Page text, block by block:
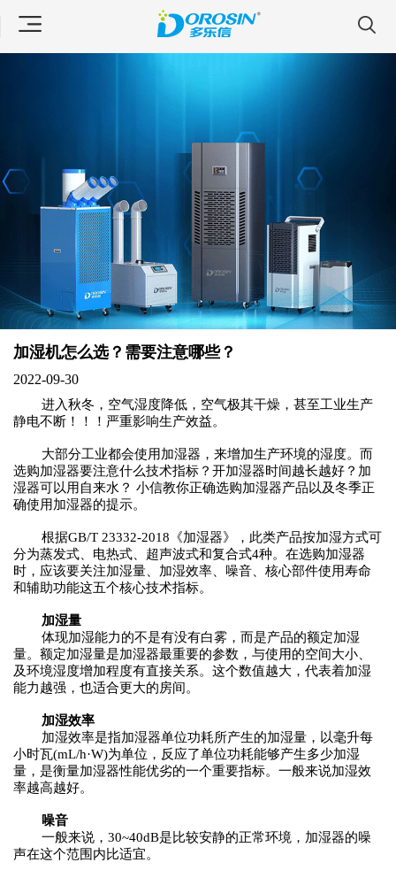
加湿机怎么选？需要注意哪些？
2022-09-30
进入秋冬 ，空气湿度降低， 空气极其干燥 ， 甚至工业生产
静电不断 ！！！ 严重影响生产效益。
大部分工业都会使用加湿器，来增加生产环境的湿度。 而
选购加湿器要注意什么技术指标？开加湿器时间越长越好？加
湿器可以用自来水？ 小信教你正确选购加湿器产品以及冬季正
确使用加湿器的提示。
根据GB/T 23332-2018《加湿器》，此类产品按加湿方式可
分为蒸发式、电热式、超声波式和复合式4种。在选购加湿器
时，应该要关注加湿量、加湿效率、噪音、核心部件使用寿命
和辅助功能这五个核心技术指标。
加湿量
体现加湿能力的不是有没有白雾，而是产品的额定加湿
量。额定加湿量是加湿器最重要的参数，与使用的空间大小、
及环境湿度增加程度有直接关系。这个数值越大，代表着加湿
能力越强，也适合更大的房间。
加湿效率
加湿效率是指加湿器单位功耗所产生的加湿量，以毫升每
小时瓦(mL/h·W)为单位，反应了单位功耗能够产生多少加湿
量，是衡量加湿器性能优劣的一个重要指标。一般来说加湿效
率越高越好。
噪音
一般来说， 30~40dB是比较安静的正常环境，加湿器的噪
声在这个范围内比适宜。